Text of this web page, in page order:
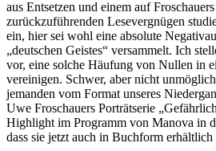
aus Entsetzen und einem auf
zurückzuführenden Lesevergnügen
ein, hier sei wohl eine absolute
„deutschen Geistes“ versammelt. Ich
vor, eine solche Häufung von Nullen in
vereinigen. Schwer, aber nicht
jemanden vom Format unseres
Uwe Froschauers Porträtserie
Highlight im Programm von Manova in
dass sie jetzt auch in Buchform erhältlich